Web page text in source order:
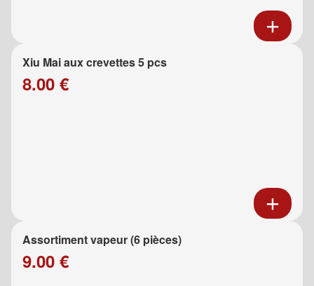
Xiu Mai aux crevettes 5 pcs
8.00 €
Assortiment vapeur (6 pièces)
9.00 €